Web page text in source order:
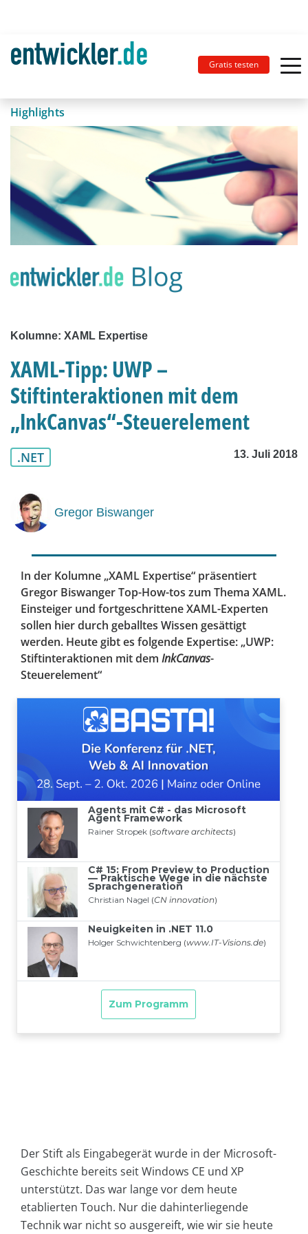
Gratis testen
Highlights
Kolumne: XAML Expertise
XAML-Tipp: UWP –
Stiftinteraktionen mit dem
„InkCanvas“-Steuerelement
.NET 13. Juli 2018
Gregor Biswanger
In der Kolumne „XAML Expertise“ präsentiert
Gregor Biswanger Top-How-tos zum Thema XAML.
Einsteiger und fortgeschrittene XAML-Experten
sollen hier durch geballtes Wissen gesättigt
werden. Heute gibt es folgende Expertise: „UWP:
Stiftinteraktionen mit dem InkCanvas-
Steuerelement“
Der Stift als Eingabegerät wurde in der Microsoft-
Geschichte bereits seit Windows CE und XP
unterstützt. Das war lange vor dem heute
etablierten Touch. Nur die dahinterliegende
Technik war nicht so ausgereift, wie wir sie heute